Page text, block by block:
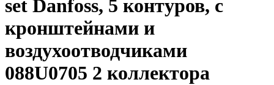
set Danfoss, 5 контуров, с
кронштейнами и
воздухоотводчиками
088U0705 2 коллектора